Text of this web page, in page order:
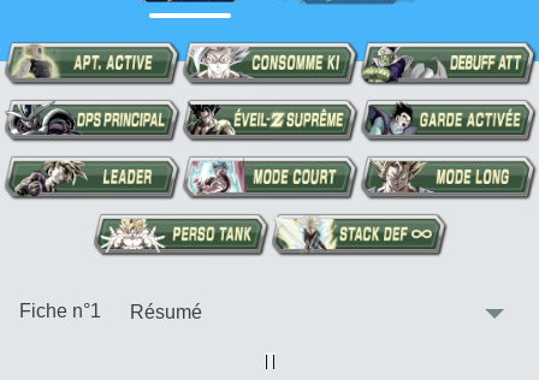
Fiche n°1
Vue alternative